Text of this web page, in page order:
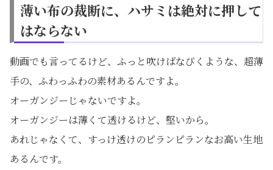
薄い布の裁断に、ハサミは絶対に押して
はならない
動画でも言ってるけど、ふっと吹けばなびくような、超薄
手の、ふわっふわの素材あるんですよ。
オーガンジーじゃないですよ。
オーガンジーは薄くて透けるけど、堅いから。
あれじゃなくて、すっけ透けのピランピランなお高い生地
あるんです。